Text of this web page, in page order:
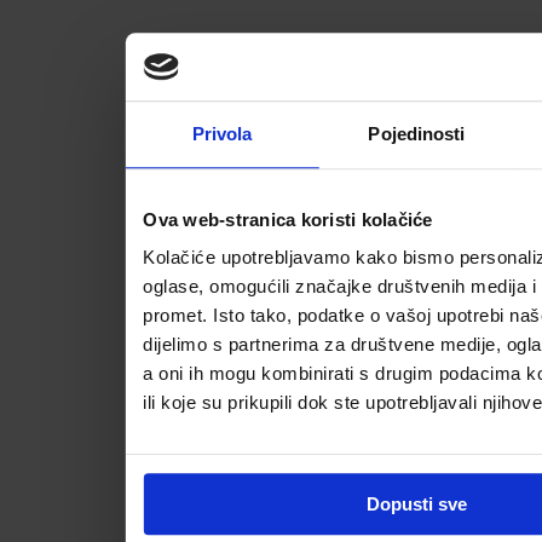
Privola Pojedinosti
Ova web-stranica koristi kolačiće
Kolačiće upotrebljavamo kako bismo
oglase, omogućili značajke društvenih medija i
promet. Isto tako, podatke o vašoj upotrebi
dijelimo s partnerima za društvene medije,
a oni ih mogu kombinirati s drugim podacima
ili koje su prikupili dok ste upotrebljavali
Dopusti sve